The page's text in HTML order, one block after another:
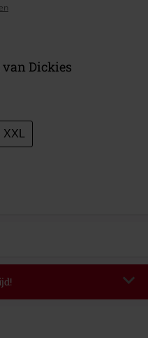
Dickies
XXL